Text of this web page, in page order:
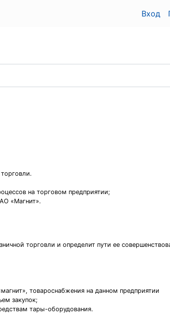
Вход
на торговом предприятии;
«Магнит».
торговли и определит пути ее
товароснабжения на данном предприятии
закупок;
тары-оборудования.